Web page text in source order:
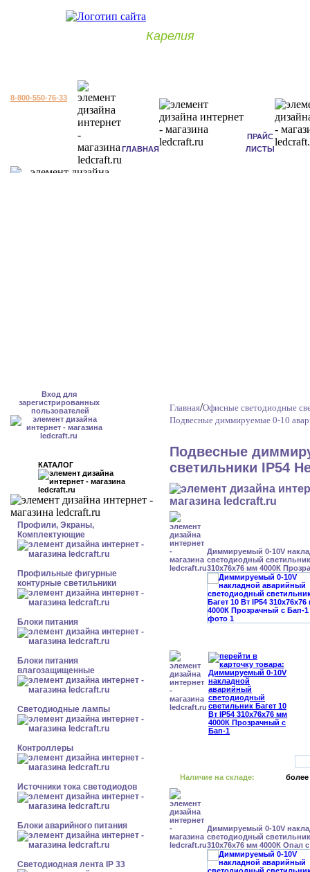
Карелия
8-800-550-76-33
ГЛАВНАЯ
ПРАЙС
ЛИСТЫ
Вход для
зарегистрированных
пользователей
КАТАЛОГ
Профили, Экраны,
Комплектующие
Профильные фигурные
контурные светильники
Блоки питания
Блоки питания
влагозащищенные
Светодиодные лампы
Контроллеры
Источники тока светодиодов
Блоки аварийного питания
Светодиодная лента IP 33
Главная/Офисные светодиодные
Подвесные диммируемые 0-10
Подвесные
светильники IP54
Диммируемый 0-10V
светодиодный светильник
310x76x76 мм 4000К
Наличие на складе: более
Диммируемый 0-10V
светодиодный светильник
310x76x76 мм 4000К Опал